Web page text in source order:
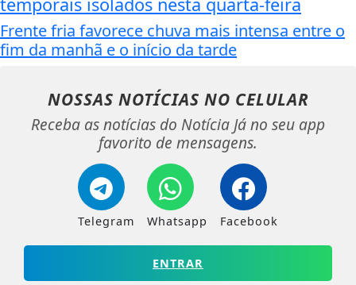
Frente fria favorece chuva mais intensa entre o
fim da manhã e o início da tarde
NOSSAS NOTÍCIAS NO CELULAR
Receba as notícias do Notícia Já no seu app
favorito de mensagens.
Telegram Whatsapp Facebook
ENTRAR